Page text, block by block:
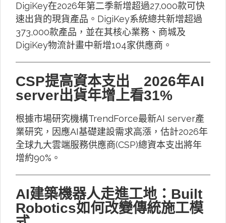
DigiKey在2026年第二季新增超過27,000款可快
速出貨的現貨產品。DigiKey系統總共新增超過
373,000款產品，並在其核心業務、商城及
DigiKey物流計畫中新增104家供應商。
CSP提高資本支出 2026年AI
server出貨年增上看31%
根據市場研究機構TrendForce最新AI server產
業研究，因應AI基礎建設需求高漲，估計2026年
全球九大雲端服務供應商(CSP)總資本支出將年
增約90%。
AI建築機器人走進工地：Built
Robotics如何改變傳統施工模